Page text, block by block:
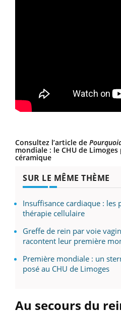
Consultez l’article de
mondiale : le CHU de
céramique
SUR LE MÊME THÈME
Insuffisance cardiaque : les
thérapie cellulaire
Greffe de rein par voie
racontent leur première
Première mondiale : un
posé au CHU de Limoges
Au secours du